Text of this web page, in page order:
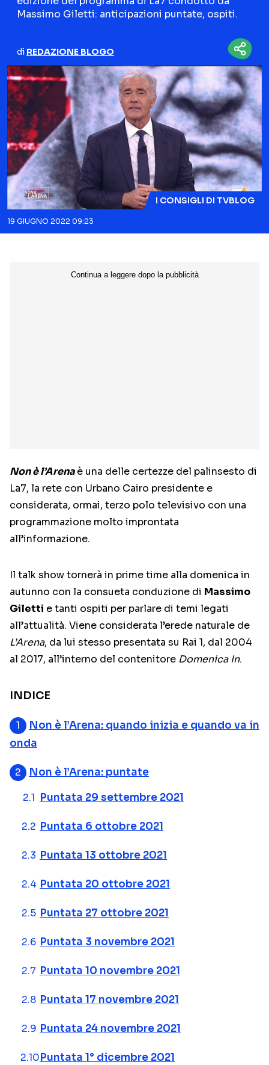
NETFLIX
DISNEY+
RAIPLAY
MEDIASET INFINITY
PARAMOUNT+
Categorie
NOTIZIE
ANTEPRIME
RETROSCENA
INTERVISTE
RUBRICHE
Massimo Giletti: anticipazioni puntate, ospiti.
di REDAZIONE BLOGO
I CONSIGLI DI TVBLOG
19 GIUGNO 2022 09:23
Non è l’Arenaè una delle certezze del palinsesto di
La7, la rete con Urbano Cairo presidente e
considerata, ormai, terzo polo televisivo con una
programmazione molto improntata
all’informazione.
Il talk show tornerà in prime time alla domenica in
autunno con la consueta conduzione di Massimo
Giletti e tanti ospiti per parlare di temi legati
all’attualità. Viene considerata l’erede naturale de
L’Arena, da lui stesso presentata su Rai 1, dal 2004
al 2017, all’interno del contenitore Domenica In.
INDICE
Non è l’Arena: quando inizia e quando va in
onda
Non è l’Arena: puntate
Puntata 29 settembre 2021
Puntata 6 ottobre 2021
Puntata 13 ottobre 2021
Puntata 20 ottobre 2021
Puntata 27 ottobre 2021
Puntata 3 novembre 2021
Puntata 10 novembre 2021
Puntata 17 novembre 2021
Puntata 24 novembre 2021
Puntata 1° dicembre 2021